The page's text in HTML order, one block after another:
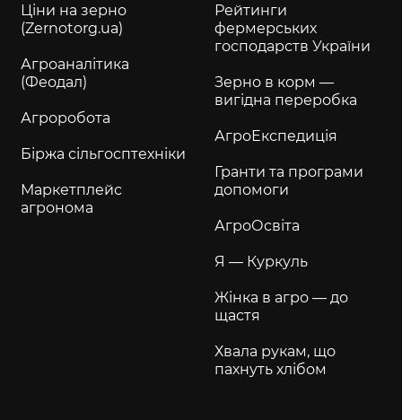
Ціни на зерно
(Zernotorg.ua)
Агроаналітика
(Феодал)
Агроробота
Біржа сільгосптехніки
Маркетплейс
агронома
Рейтинги
фермерських
господарств України
Зерно в корм —
вигідна переробка
АгроЕкспедиція
Гранти та програми
допомоги
АгроОсвіта
Я — Куркуль
Жінка в агро — до
щастя
Хвала рукам, що
пахнуть хлібом